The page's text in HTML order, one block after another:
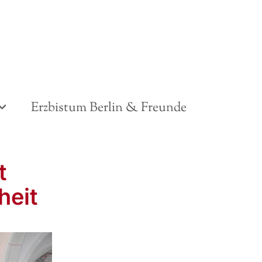
Erzbistum Berlin & Freunde